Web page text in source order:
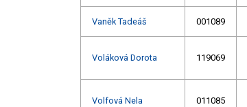
Vaněk Tadeáš 001089
Voláková Dorota 119069
Volfová Nela 011085